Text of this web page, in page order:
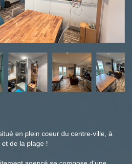
en plein coeur du centre-ville, à
de la plage !